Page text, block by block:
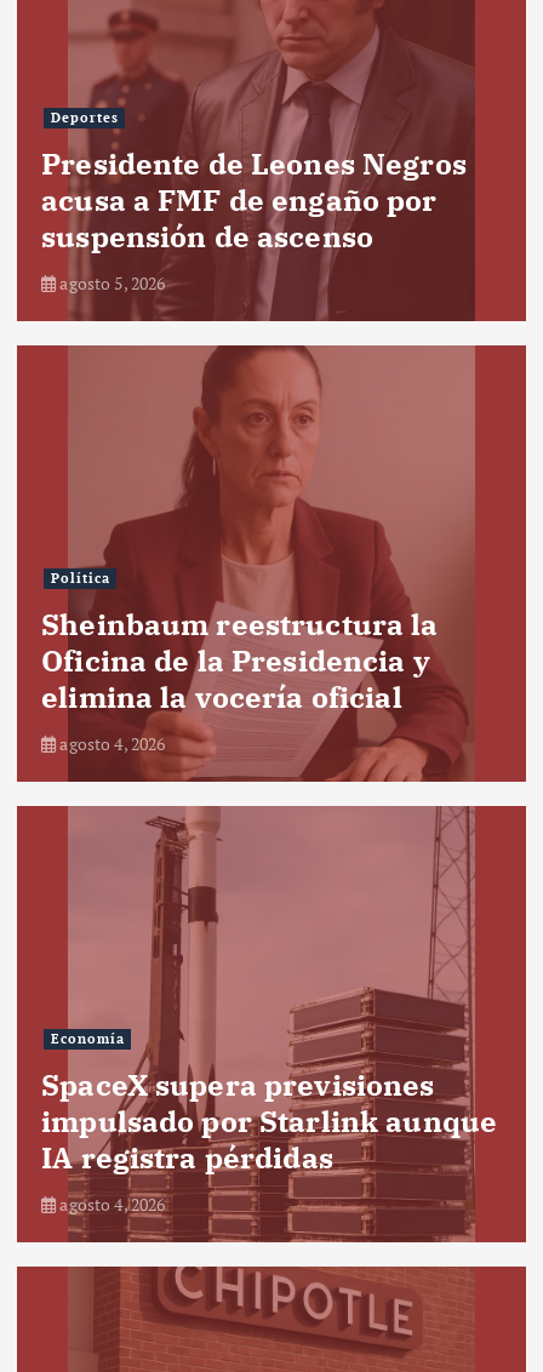
Deportes
Presidente de Leones Negros
acusa a FMF de engaño por
suspensión de ascenso
agosto 5, 2026
Política
Sheinbaum reestructura la
Oficina de la Presidencia y
elimina la vocería oficial
agosto 4, 2026
Economía
SpaceX supera previsiones
impulsado por Starlink aunque
IA registra pérdidas
agosto 4, 2026